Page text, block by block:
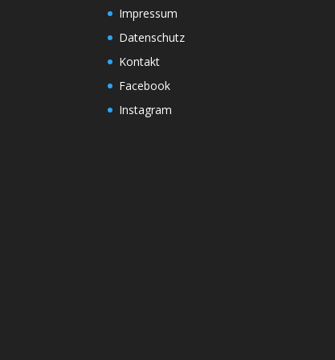
Impressum
Datenschutz
Kontakt
Facebook
Instagram